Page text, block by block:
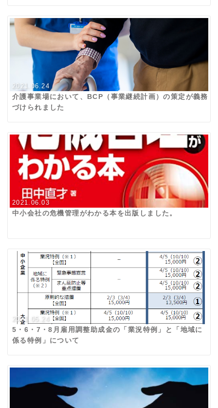
2021.06.24
介護事業場において、BCP（事業継続計画）の策定が義務
づけられました
2021.06.03
中小会社の危機管理がわかる本を出版しました。
2021.05.24
5・6・7・8月雇用調整助成金の「業況特例」と「地域に
係る特例」について